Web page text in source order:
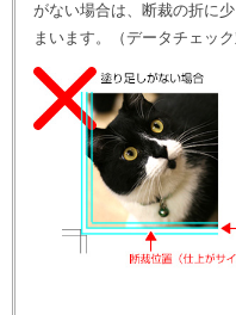
がない場合は、断裁の折に
まいます。（データチェッ